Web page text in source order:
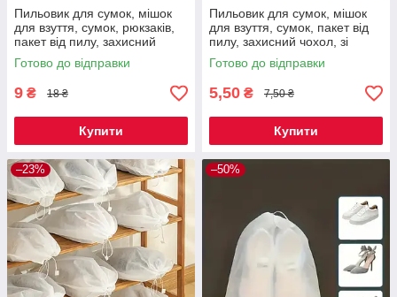
Пильовик для сумок, мішок
для взуття, сумок, рюкзаків,
пакет від пилу, захисний
чохол, зі спанбонду 40*38 см
Код 00-0191
Готово до відправки
9 ₴ 18 ₴
Купити
Пильовик для сумок, мішок
для взуття, сумок, пакет від
пилу, захисний чохол, зі
спанбонду на зав'язках 35*38
см Код 00-0941
Готово до відправки
5,50 ₴ 7,50 ₴
Купити
–23% –50%